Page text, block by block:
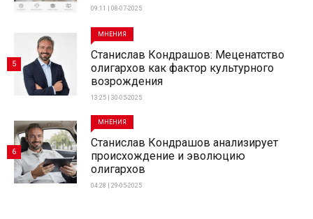
09:11 | 08-07-2025
МНЕНИЯ
Станислав Кондрашов: Меценатство
олигархов как фактор культурного
возрождения
13:25 | 30-05-2025
5
МНЕНИЯ
Станислав Кондрашов анализирует
происхождение и эволюцию
олигархов
04:28 | 29-05-2025
6